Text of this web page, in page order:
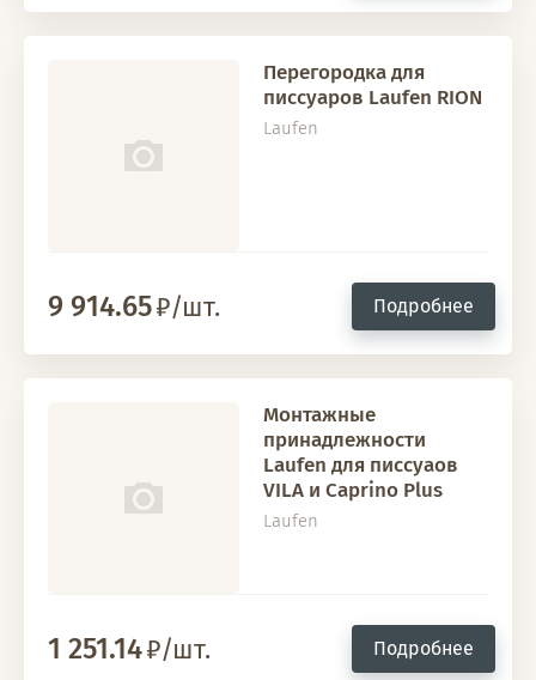
Перегородка для
писсуаров Laufen RION
Laufen
9 914.65 /шт. Подробнее
Монтажные
принадлежности
Laufen для писсуаов
VILA и Caprino Plus
Laufen
1 251.14 /шт. Подробнее